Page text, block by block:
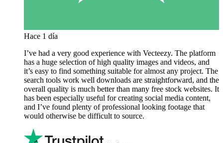
Hace 1 día
I’ve had a very good experience with Vecteezy. The platform
has a huge selection of high quality images and videos, and
it’s easy to find something suitable for almost any project. The
search tools work well downloads are straightforward, and the
overall quality is much better than many free stock websites. It
has been especially useful for creating social media content,
and I’ve found plenty of professional looking footage that
would otherwise be difficult to source.